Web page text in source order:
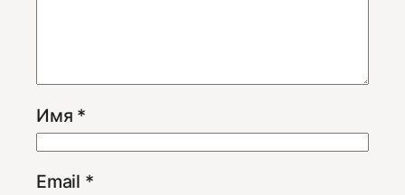
Имя *
Email *